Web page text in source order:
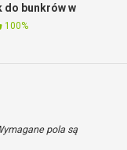
do bunkrów w
100%
pola są